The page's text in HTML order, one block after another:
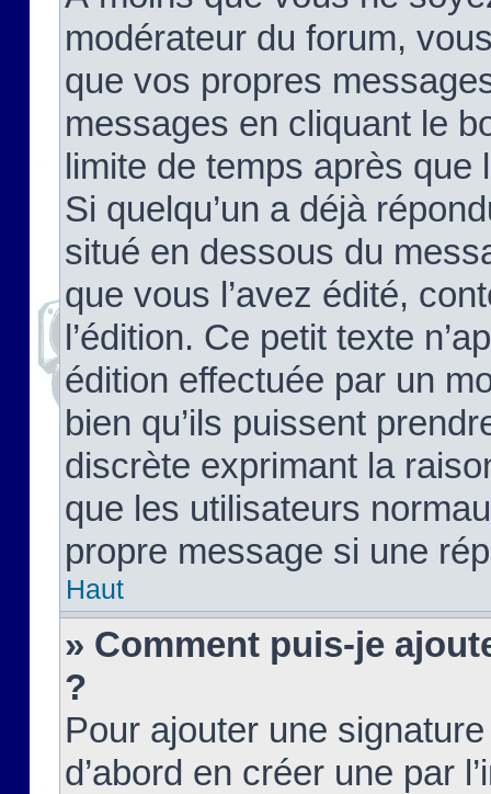
modérateur du forum,
que vos propres
messages en cliquant le
limite de temps après que
Si quelqu’un a déjà
situé en dessous du
que vous l’avez édité,
l’édition. Ce petit texte
édition effectuée par un
bien qu’ils puissent
discrète exprimant la
que les utilisateurs
propre message si une
Haut
» Comment puis-je
?
Pour ajouter une
d’abord en créer une par